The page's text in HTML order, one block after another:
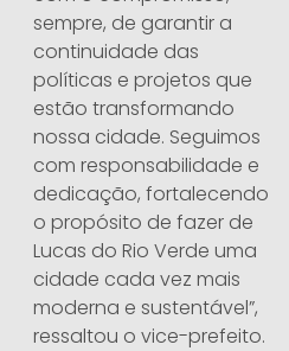
sempre, de garantir a
continuidade das
políticas e projetos que
estão transformando
nossa cidade. Seguimos
com responsabilidade e
dedicação, fortalecendo
o propósito de fazer de
Lucas do Rio Verde uma
cidade cada vez mais
moderna e sustentável”,
ressaltou o vice-prefeito.